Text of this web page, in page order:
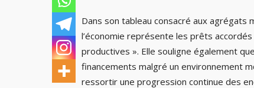
Dans son tableau consacré aux agrégats
l’économie représente les prêts
productives ». Elle souligne également
financements malgré un environnement
ressortir une progression continue des